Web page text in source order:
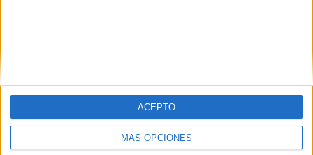
MÁS OPCIONES
ACEPTO
Suscribir